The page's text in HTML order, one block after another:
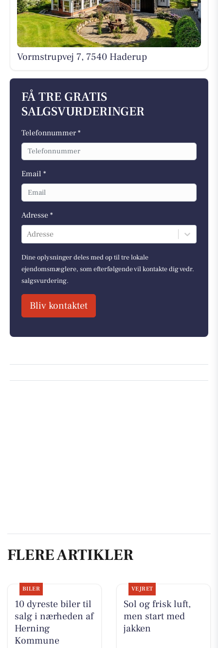
Vormstrupvej 7, 7540 Haderup
FÅ TRE GRATIS
SALGSVURDERINGER
Telefonnummer *
Email *
Adresse *
Adresse
Dine oplysninger deles med op til tre lokale
ejendomsmæglere, som efterfølgende vil kontakte dig vedr.
salgsvurdering.
Bliv kontaktet
FLERE ARTIKLER
BILER
10 dyreste biler til
salg i nærheden af
Herning
Kommune
VEJRET
Sol og frisk luft,
men start med
jakken